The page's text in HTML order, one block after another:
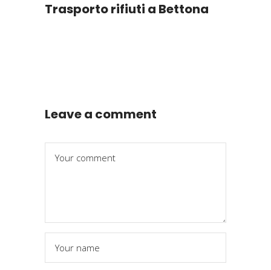
Trasporto rifiuti a Bettona
Leave a comment